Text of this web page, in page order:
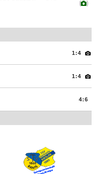
( )
1:4
1:4
4:6